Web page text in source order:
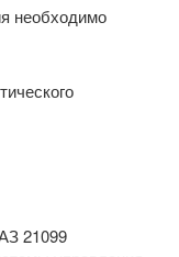
необходимо
21099